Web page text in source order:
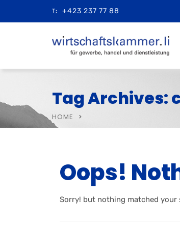
T: +423 237 77 88
Tag Archives:
HOME
Oops!
Sorry! but nothing matched your